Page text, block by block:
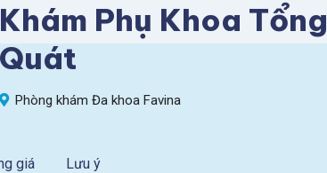
Khám Phụ Khoa Tổng
Quát
Phòng khám Đa khoa Favina
giá Lưu ý